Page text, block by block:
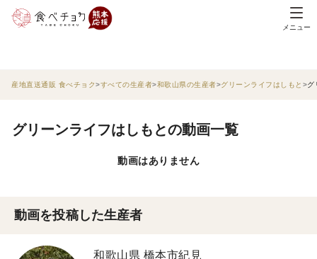
メニュー
産地直送通販 食べチョク すべての生産者 和歌山県の生産者 グリーンライフはしもと グ
グリーンライフはしもとの動画一覧
動画はありません
動画を投稿した生産者
和歌山県 橋本市紀見